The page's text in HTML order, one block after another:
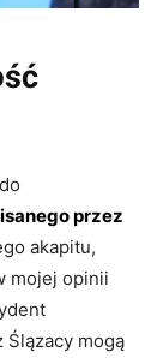
przez
akapitu,
mojej opinii
Ślązacy mogą